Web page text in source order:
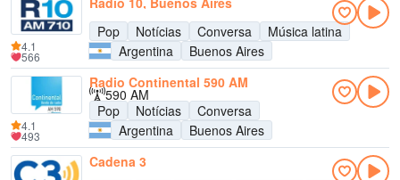
Pop
Notícias Conversa
Música latina
Argentina
Buenos Aires
4.1
566
Radio Continental 590 AM
590 AM
Pop
Notícias
Conversa
Argentina
Buenos Aires
4.1
493
Cadena 3